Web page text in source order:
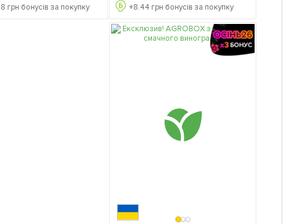
грн бонусів за покупку +8.44 грн бонусів за покупку